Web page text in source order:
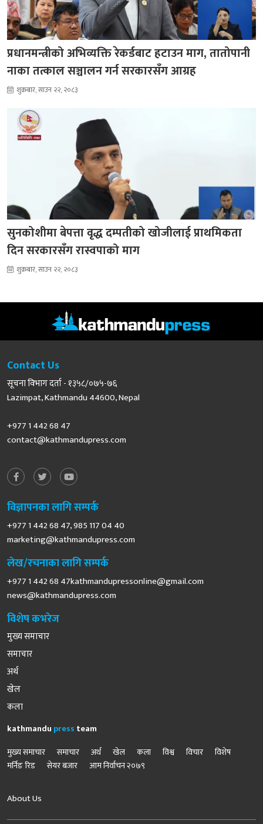
प्रधानमन्त्रीको अभिव्यक्ति रेकर्डबाट हटाउन माग, तातोपानी
नाका तत्काल सञ्चालन गर्न सरकारसँग आग्रह
शुक्रबार, साउन २२, २०८३
सुनकोशीमा बेपत्ता वृद्ध दम्पतीको खोजीलाई प्राथमिकता
दिन सरकारसँग रास्वपाको माग
शुक्रबार, साउन २२, २०८३
Contact Us
सूचना विभाग दर्ता - १३५८/०७५-७६
Lazimpat, Kathmandu 44600, Nepal
+977 1 442 68 47
contact@kathmandupress.com
विज्ञापनका लागि सम्पर्क
+977 1 442 68 47, 985 117 04 40
marketing@kathmandupress.com
लेख/रचनाका लागि सम्पर्क
+977 1 442 68 47kathmandupressonline@gmail.com
news@kathmandupress.com
विशेष कभरेज
मुख्य समाचार
समाचार
अर्थ
खेल
कला
kathmandu press team
मुख्य समाचार
समाचार अर्थ खेल कला विश्व विचार
विशेष
मर्निङ रिड
सेयर बजार आम निर्वाचन २०७९
About Us